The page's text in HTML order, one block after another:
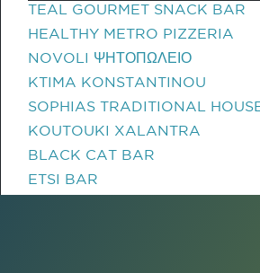
TEAL GOURMET SNACK BAR
HEALTHY METRO PIZZERIA
NOVOLI ΨΗΤΟΠΩΛΕΙΟ
KTIMA KONSTANTINOU
SOPHIAS TRADITIONAL
KOUTOUKI XALANTRA
BLACK CAT BAR
ETSI BAR